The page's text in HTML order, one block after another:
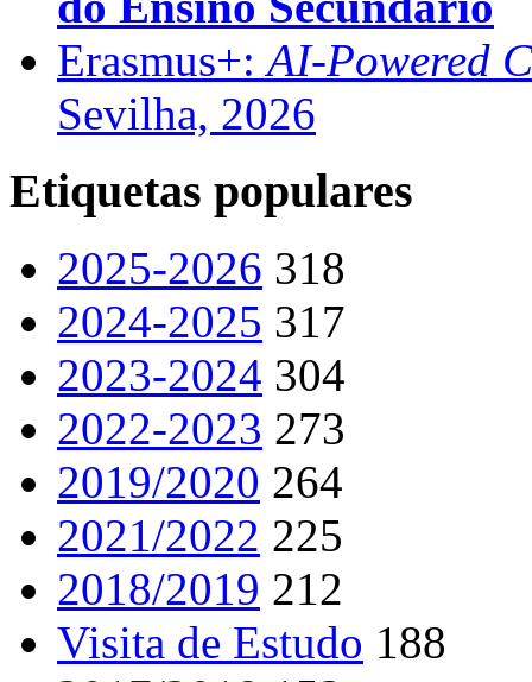
Erasmus+:AI-Powered
Sevilha, 2026
Etiquetas populares
2025-2026 318
2024-2025 317
2023-2024 304
2022-2023 273
2019/2020 264
2021/2022 225
2018/2019 212
Visita de Estudo 188